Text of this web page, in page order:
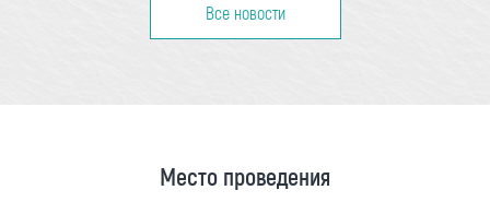
Все новости
Место проведения